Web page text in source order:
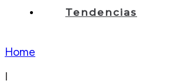
Tendencias
Home
I